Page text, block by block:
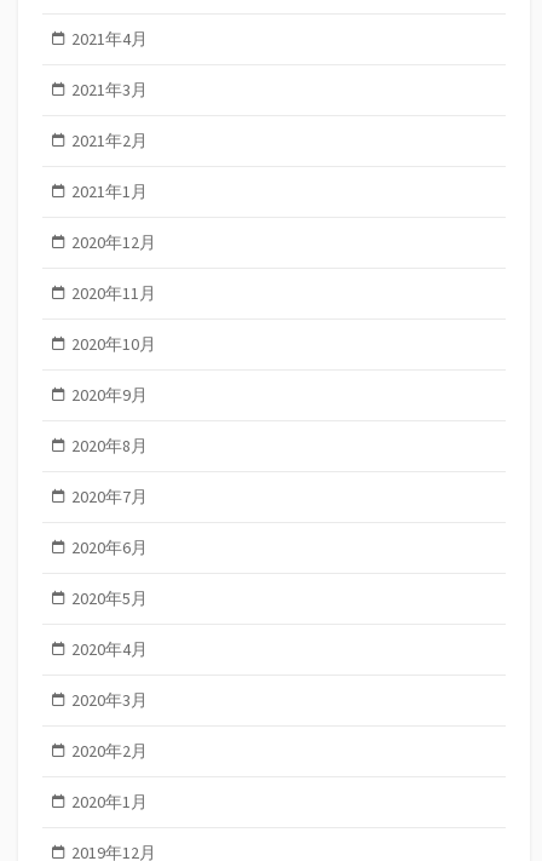
2021年4月
2021年3月
2021年2月
2021年1月
2020年12月
2020年11月
2020年10月
2020年9月
2020年8月
2020年7月
2020年6月
2020年5月
2020年4月
2020年3月
2020年2月
2020年1月
2019年12月